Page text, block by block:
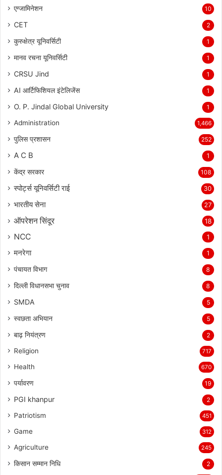
एग्जामिनेशन 10
CET 2
कुरुक्षेत्र यूनिवर्सिटी 1
मानव रचना यूनिवर्सिटी 1
CRSU Jind 1
AI आर्टिफिशियल इंटेलिजेंस 1
O. P. Jindal Global University 1
Administration 1,466
पुलिस प्रशासन 252
A C B 1
केंद्र सरकार 108
स्पोर्ट्स यूनिवर्सिटी राई 30
भारतीय सेना 27
ऑपरेशन सिंदूर 18
NCC 1
मनरेगा 1
पंचायत विभाग 8
दिल्ली विधानसभा चुनाव 8
SMDA 5
स्वछता अभियान 5
बाढ़ नियंत्रण 2
Religion 717
Health 670
पर्यावरण 19
PGI khanpur 2
Patriotism 451
Game 312
Agriculture 245
किसान सम्मान निधि 2